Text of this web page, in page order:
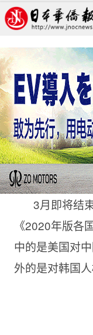
美国挥舞“人权”
《日本新华侨报》总
日本华侨报网 2021/4/5
3月即将结
《2020年版各
中的是美国对
外的是对韩国